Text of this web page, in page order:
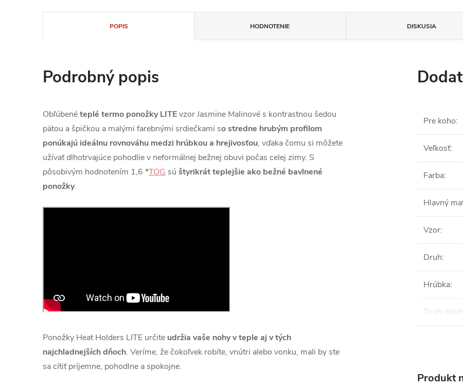
POPIS HODNOTENIE DISKUSIA
Podrobný popis
Obľúbenéteplé termo ponožky LITEvzor Jasmine Malinové s kontrastnou šedou
pätou a špičkou a malými farebnými srdiečkami so stredne hrubým profilom
ponúkajú ideálnu rovnováhu medzi hrúbkou a hrejivosťou, vďaka čomu si môžete
užívať dlhotrvajúce pohodlie v neformálnej bežnej obuvi počas celej zimy. S
pôsobivým hodnotením 1,6 *TOG sú štyrikrát teplejšie ako bežné bavlnené
ponožky.
Ponožky Heat Holders LITE určite udržia vaše nohy v teple aj v tých
najchladnejších dňoch. Veríme, že čokoľvek robíte, vnútri alebo vonku, mali by ste
sa cítiť príjemne, pohodlne a spokojne.
Pre koho:
Veľkosť:
Farba:
Hlavný
Vzor:
Druh:
Hrúbka:
Druh úpletu
Produkt